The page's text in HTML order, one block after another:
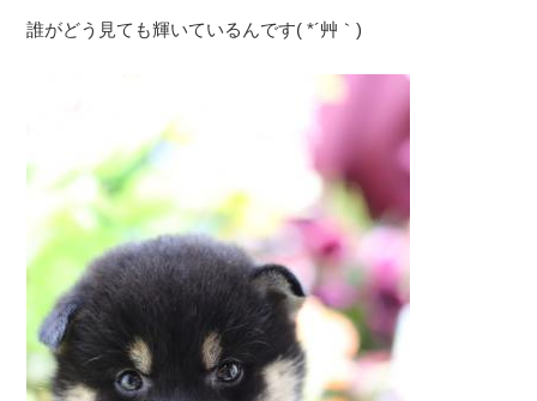
誰がどう見ても輝いているんです( *´艸｀)